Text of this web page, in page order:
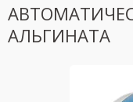
АЛЬГИНАТА